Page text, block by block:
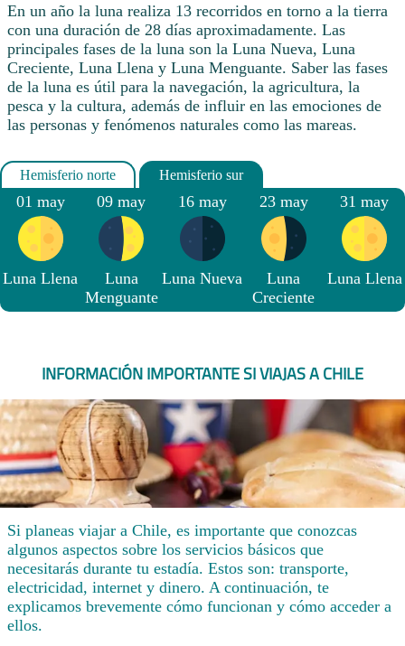
En un año la luna realiza 13 recorridos en torno a la tierra
con una duración de 28 días aproximadamente. Las
principales fases de la luna son la Luna Nueva, Luna
Creciente, Luna Llena y Luna Menguante. Saber las fases
de la luna es útil para la navegación, la agricultura, la
pesca y la cultura, además de influir en las emociones de
las personas y fenómenos naturales como las mareas.
01 may
Luna Llena
09 may
Luna
Menguante
16 may
Luna Nueva
23 may
Luna
Creciente
31 may
Luna Llena
INFORMACIÓN IMPORTANTE SI VIAJAS A CHILE
Si planeas viajar a Chile, es importante que conozcas
algunos aspectos sobre los servicios básicos que
necesitarás durante tu estadía. Estos son: transporte,
electricidad, internet y dinero. A continuación, te
explicamos brevemente cómo funcionan y cómo acceder a
ellos.